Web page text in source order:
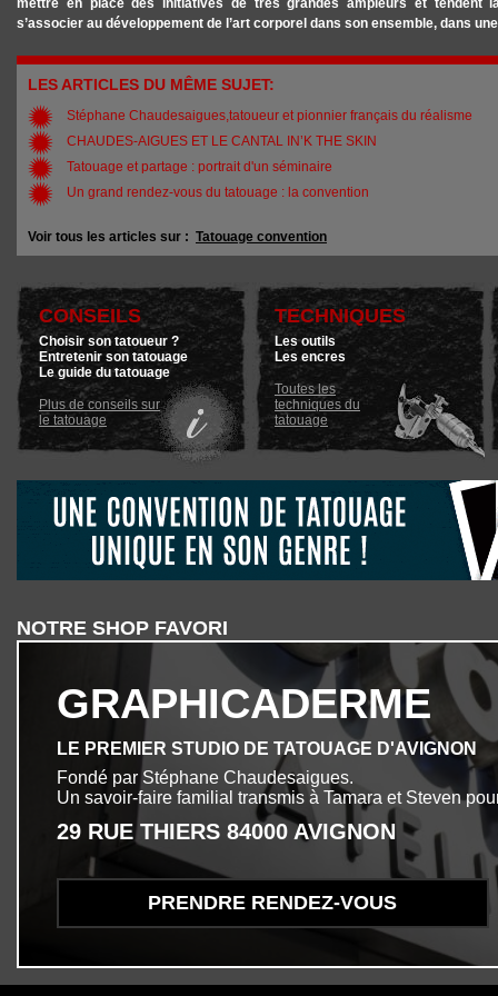
mettre en place des initiatives de très grandes ampleurs et tendent
s’associer au développement de l’art corporel dans son ensemble, dans
LES ARTICLES DU MÊME SUJET:
Stéphane Chaudesaigues,tatoueur et pionnier français du réalisme
CHAUDES-AIGUES ET LE CANTAL IN’K THE SKIN
Tatouage et partage : portrait d'un séminaire
Un grand rendez-vous du tatouage : la convention
Voir tous les articles sur : Tatouage convention
CONSEILS
Choisir son tatoueur ?
Entretenir son tatouage
Le guide du tatouage
Plus de conseils sur
le tatouage
TECHNIQUES
Les outils
Les encres
Toutes les
techniques du
tatouage
NOTRE SHOP FAVORI
GRAPHICADERME
LE PREMIER STUDIO DE TATOUAGE D'AVIGNON
Fondé par Stéphane Chaudesaigues.
Un savoir-faire familial transmis à Tamara et Steven
29 RUE THIERS 84000 AVIGNON
PRENDRE RENDEZ-VOUS